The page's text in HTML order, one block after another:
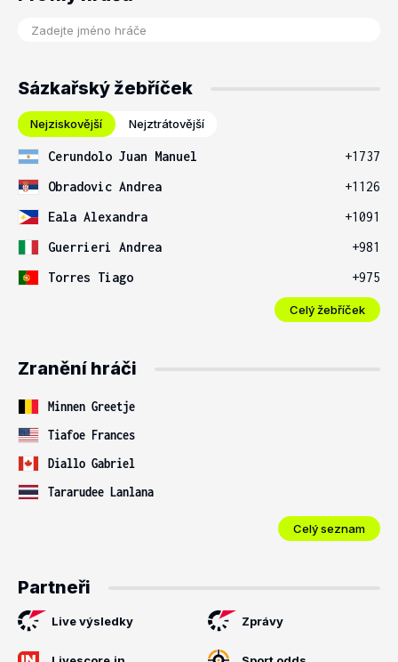
Sázkařský žebříček
Nejziskovější Nejztrátovější
Cerundolo Juan Manuel
+1737
Obradovic Andrea
+1126
Eala Alexandra
+1091
Guerrieri Andrea
+981
Torres Tiago
+975
Celý žebříček
Zranění hráči
Minnen Greetje
Tiafoe Frances
Diallo Gabriel
Tararudee Lanlana
Celý seznam
Partneři
Live výsledky Zprávy